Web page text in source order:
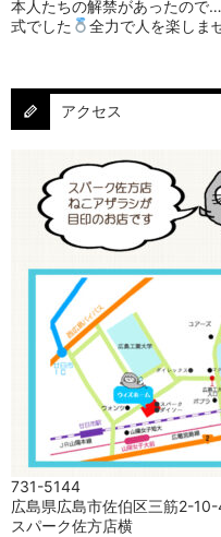
本人たちの解禁があったので…
式でした
全力で人を楽しま
アクセス
731-5144
広島県広島市佐伯区三筋2-10-
スパーク佐方店横